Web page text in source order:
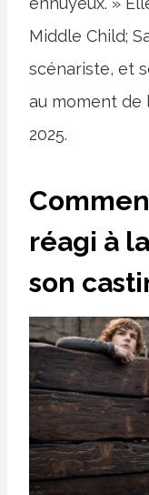
Middle Child;
scénariste, et
au moment de
2025.
réagi à
son